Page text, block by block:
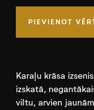
PIEVIENOT
Karaļu krāsa
izskatā,
viltu, arvien